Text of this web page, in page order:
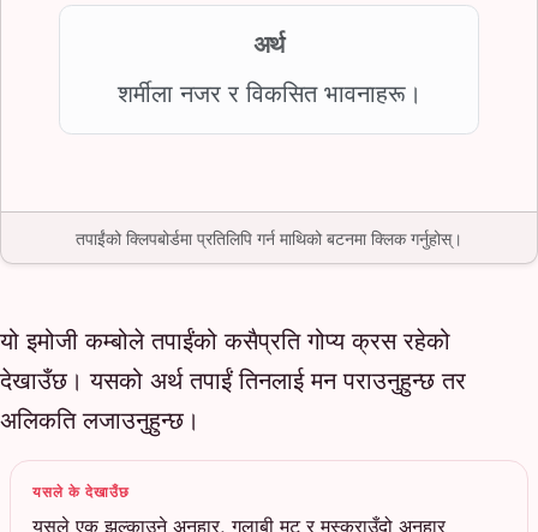
अर्थ
शर्मीला नजर र विकसित भावनाहरू।
तपाईंको क्लिपबोर्डमा प्रतिलिपि गर्न माथिको बटनमा क्लिक गर्नुहोस्।
यो इमोजी कम्बोले तपाईंको कसैप्रति गोप्य क्रस रहेको
देखाउँछ। यसको अर्थ तपाईं तिनलाई मन पराउनुहुन्छ तर
अलिकति लजाउनुहुन्छ।
यसले के देखाउँछ
यसले एक झल्काउने अनुहार, गुलाबी मुटु र मुस्कुराउँदो अनुहार